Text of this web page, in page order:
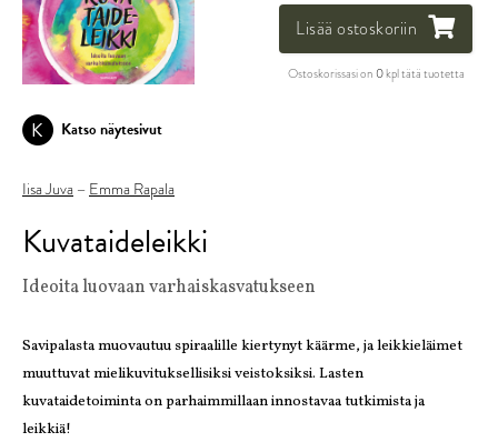
Lisää ostoskoriin
Ostoskorissasi on 0kpl tätä tuotetta
K Katso näytesivut
Iisa Juva – Emma Rapala
Kuvataideleikki
Ideoita luovaan varhaiskasvatukseen
Savipalasta muovautuu spiraalille kiertynyt käärme, ja leikkieläimet
muuttuvat mielikuvituksellisiksi veistoksiksi. Lasten
kuvataidetoiminta on parhaimmillaan innostavaa tutkimista ja
leikkiä!